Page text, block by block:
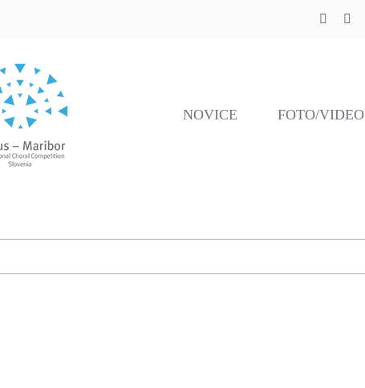
NOVICE FOTO/VIDEO